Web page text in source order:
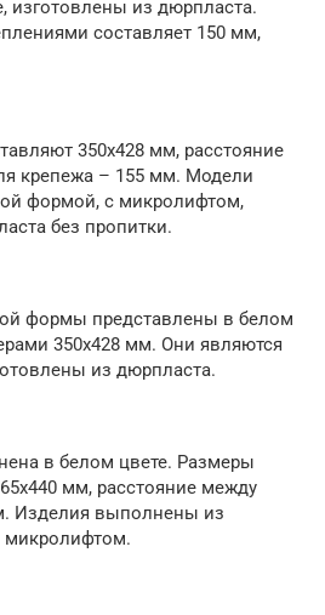
изготовлены из дюрпласта.
составляет 150 мм,
350х428 мм, расстояние
крепежа – 155 мм. Модели
формой, с микролифтом,
без пропитки.
формы представлены в белом
350х428 мм. Они являются
из дюрпласта.
в белом цвете. Размеры
мм, расстояние между
Изделия выполнены из